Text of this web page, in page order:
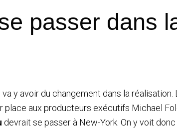
passer dans
y avoir du changement dans la
place aux producteurs exécutifs Michael
devrait se passer à New-York. On y voit